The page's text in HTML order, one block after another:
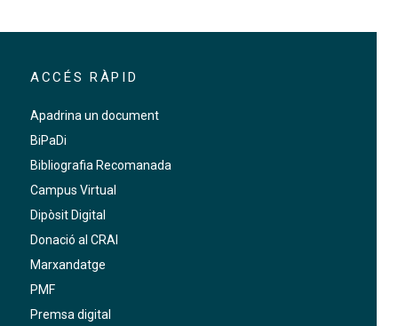
ACCÉS RÀPID
Apadrina un document
BiPaDi
Bibliografia Recomanada
Campus Virtual
Dipòsit Digital
Donació al CRAI
Marxandatge
PMF
Premsa digital